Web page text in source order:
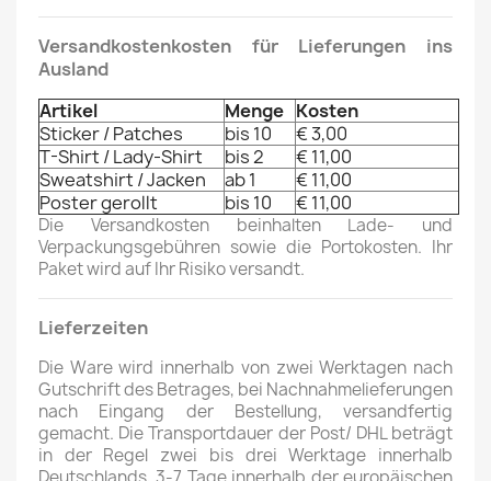
Versandkostenkosten für Lieferungen ins
Ausland
Artikel
Menge Kosten
Sticker / Patches
bis 10
€ 3,00
T-Shirt / Lady-Shirt
bis 2
€ 11,00
Sweatshirt / Jacken
ab 1
€ 11,00
Poster gerollt
bis 10 € 11,00
Die Versandkosten beinhalten Lade- und
Verpackungsgebühren sowie die Portokosten. Ihr
Paket wird auf Ihr Risiko versandt.
Lieferzeiten
Die Ware wird innerhalb von zwei Werktagen nach
Gutschrift des Betrages, bei Nachnahmelieferungen
nach Eingang der Bestellung, versandfertig
gemacht. Die Transportdauer der Post/ DHL beträgt
in der Regel zwei bis drei Werktage innerhalb